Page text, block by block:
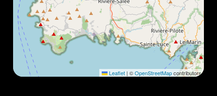
Leaflet | ©OpenStreetMapcontributors